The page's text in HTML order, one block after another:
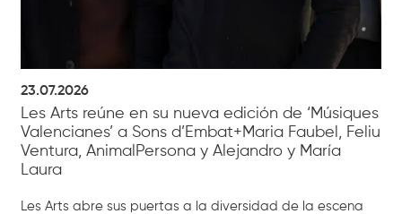
23.07.2026
Les Arts reúne en su nueva edición de ‘Músiques
Valencianes’ a Sons d’Embat+Maria Faubel, Feliu
Ventura, AnimalPersona y Alejandro y María
Laura
Les Arts abre sus puertas a la diversidad de la escena